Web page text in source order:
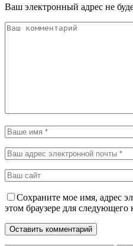
Ваш электронный адрес не
Сохраните мое имя, адрес
этом браузере для следующего